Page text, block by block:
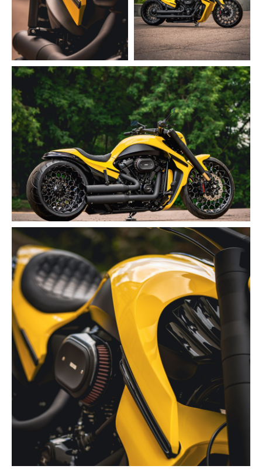
Политика обработки
персональных данных